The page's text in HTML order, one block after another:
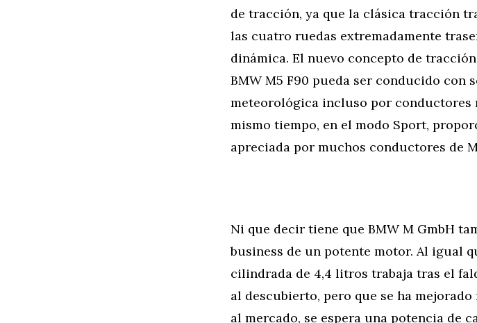
de tracción, ya que la clásica tracción
las cuatro ruedas extremadamente
dinámica. El nuevo concepto de
BMW M5 F90 pueda ser conducido
meteorológica incluso por conductores
mismo tiempo, en el modo Sport,
apreciada por muchos conductores de
Ni que decir tiene que BMW M GmbH
business de un potente motor. Al igual
cilindrada de 4,4 litros trabaja tras el
al descubierto, pero que se ha
al mercado, se espera una potencia de